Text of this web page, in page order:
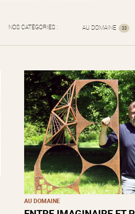
NOS CATÉGORIES : AU DOMAINE 33
AU DOMAINE